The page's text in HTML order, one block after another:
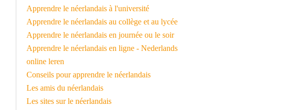
Apprendre le néerlandais à l'université
Apprendre le néerlandais au collège et au lycée
Apprendre le néerlandais en journée ou le soir
Apprendre le néerlandais en ligne - Nederlands
online leren
Conseils pour apprendre le néerlandais
Les amis du néerlandais
Les sites sur le néerlandais